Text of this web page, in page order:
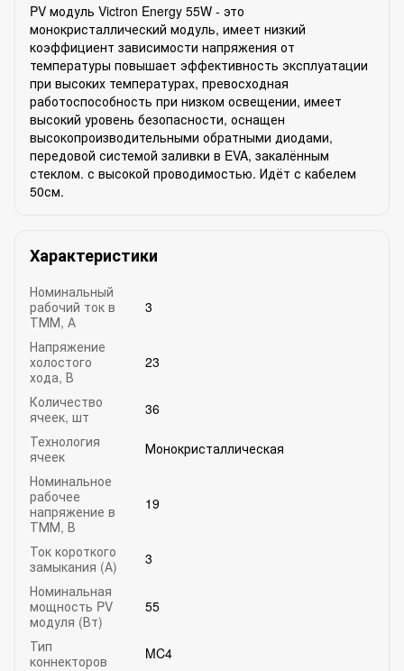
PV модуль Victron Energy 55W - это
монокристаллический модуль, имеет низкий
коэффициент зависимости напряжения от
температуры повышает эффективность эксплуатации
при высоких температурах, превосходная
работоспособность при низком освещении, имеет
высокий уровень безопасности, оснащен
высокопроизводительными обратными диодами,
передовой системой заливки в EVA, закалённым
стеклом. с высокой проводимостью. Идёт с кабелем
50см.
Характеристики
Номинальный
рабочий ток в
ТММ, А
3
Напряжение
холостого
хода, В
23
Количество
ячеек, шт
36
Технология
ячеек
Монокристаллическая
Номинальное
рабочее
напряжение в
ТММ, В
19
Ток короткого
замыкания (А)
3
Номинальная
мощность PV
модуля (Вт)
55
Тип
коннекторов
MC4